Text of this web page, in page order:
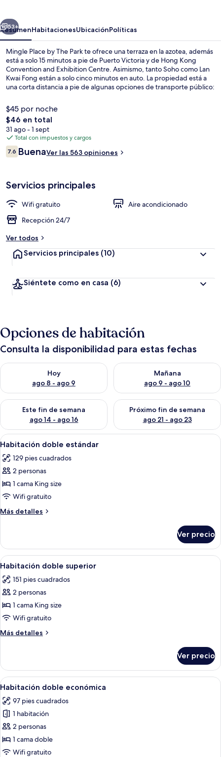
Park
Siguiente
53+
ResumenHabitacionesUbicaciónPolíticas
Mingle Place by The Park te ofrece una terraza en la azotea, además
está a solo 15 minutos a pie de Puerto Victoria y de Hong Kong
Convention and Exhibition Centre. Asimismo, tanto Soho como Lan
Kwai Fong están a solo cinco minutos en auto. La propiedad está a
una corta distancia a pie de algunas opciones de transporte público:
pasos.
$45 por noche
El
precio
total
es
de
$46 en total
31 ago - 1 sept
Total con impuestos y cargos
Opiniones
7.67.6 de 10,
BuenaVer las 563 opiniones
Servicios principales
Wifi gratuito
Aire acondicionado
Recepción 24/7
Ver todos
Servicios principales (10)
Siéntete como en casa (6)
Opciones de habitación
Consulta la disponibilidad para estas fechas
Hoy
ago 8 - ago 9
Consulta la disponibilidad para hoy ago 8 - ago 9
Mañana
ago 9 - ago 10
Consulta la disponibilidad
Este fin de semana
ago 14 - ago 16
Consulta la disponibilidad para este fin de semana ago 14 -
Próximo fin de semana
ago 21 - ago 23
Consulta la disponibilidad
Abrir
todas
las
fotos
de
Habitación
doble
estándar
Un dormitorio con dos camas, una
5
Habitación doble estándar
129 pies cuadrados
2 personas
1 cama King size
Wifi gratuito
Más detalles
Más
doble
estándar
Ver precio
Abrir
todas
las
fotos
de
Habitación
doble
superior
Habitación de hotel con dos camas,
5
Habitación doble superior
151 pies cuadrados
2 personas
1 cama King size
Wifi gratuito
Más detalles
Más
doble
superior
Ver precio
Abrir
todas
las
fotos
de
Habitación
doble
Minibar, caja de seguridad en la
6
Habitación doble económica
97 pies cuadrados
1 habitación
2 personas
1 cama doble
Wifi gratuito